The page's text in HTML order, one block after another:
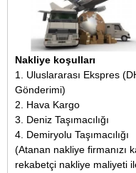
Nakliye koşulları
1. Uluslararası Ekspres
Gönderimi)
2. Hava Kargo
3. Deniz Taşımacılığı
4. Demiryolu Taşımacılığı
(Atanan nakliye firmanızı
rekabetçi nakliye maliyeti